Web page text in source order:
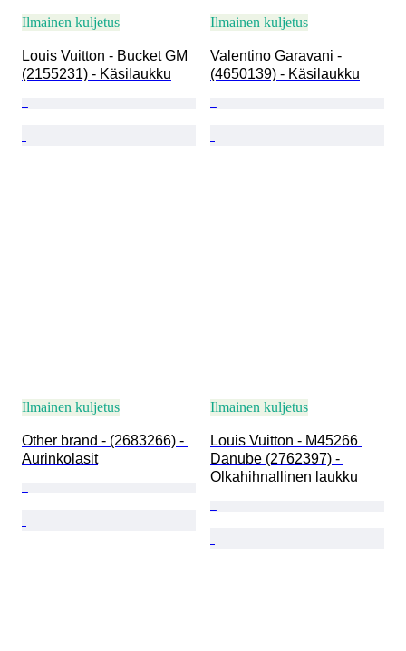
Ilmainen kuljetus
Louis Vuitton - Bucket GM
(2155231) - Käsilaukku
Ilmainen kuljetus
Valentino Garavani -
(4650139) - Käsilaukku
Ilmainen kuljetus
Other brand - (2683266) -
Aurinkolasit
Ilmainen kuljetus
Louis Vuitton - M45266
Danube (2762397) -
Olkahihnallinen laukku